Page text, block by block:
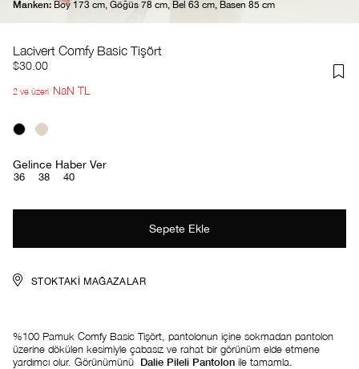
Manken: Boy 173 cm, Göğüs 78 cm, Bel 63 cm, Basen 85 cm
Lacivert Comfy Basic Tişört
$30.00
2 ve üzeri NaN TL
Gelince Haber Ver
36 38 40
STOKTAKI MAĞAZALAR
%100 Pamuk Comfy Basic Tişört, pantolonun içine sokmadan pantolon
üzerine dökülen kesimiyle çabasız ve rahat bir görünüm elde etmene
yardımcı olur. Görünümünü Dalie Pileli Pantolon ile tamamla.